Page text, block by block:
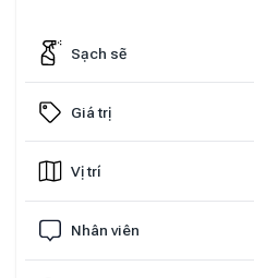
Sạch sẽ
Giá trị
Vị trí
Nhân viên